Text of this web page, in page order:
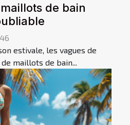
de bain
estivale, les vagues de
maillots de bain...